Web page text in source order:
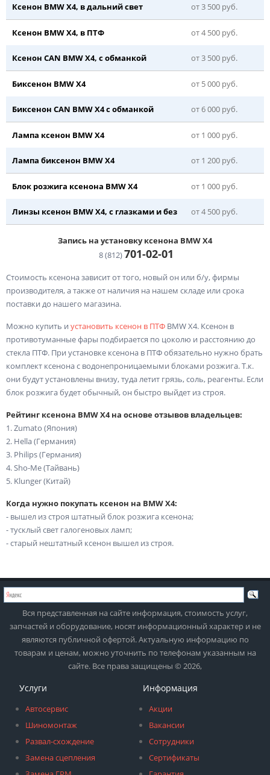
Ксенон BMW X4, в дальний свет от 3 500 руб.
Ксенон BMW X4, в ПТФ от 4 500 руб.
Ксенон CAN BMW X4, с обманкой от 3 500 руб.
Биксенон BMW X4 от 5 000 руб.
Биксенон CAN BMW X4 с обманкой от 6 000 руб.
Лампа ксенон BMW X4 от 1 000 руб.
Лампа биксенон BMW X4 от 1 200 руб.
Блок розжига ксенона BMW X4 от 1 000 руб.
Линзы ксенон BMW X4, с глазками и без от 4 500 руб.
Запись на установку ксенона BMW X4
8 (812)701-02-01
Стоимость ксенона зависит от того, новый он или б/у, фирмы
производителя, а также от наличия на нашем складе или срока
поставки до нашего магазина.
Можно купить и установить ксенон в ПТФ BMW X4. Ксенон в
противотуманные фары подбирается по цоколю и расстоянию до
стекла ПТФ. При установке ксенона в ПТФ обязательно нужно брать
комплект ксенона с водонепроницаемыми блоками розжига. Т.к.
они будут установлены внизу, туда летит грязь, соль, реагенты. Если
блок розжига будет обычный, он быстро выйдет из строя.
Рейтинг ксенона BMW X4 на основе отзывов владельцев:
1. Zumato (Япония)
2. Hella (Германия)
3. Philips (Германия)
4. Sho-Me (Тайвань)
5. Klunger (Китай)
Когда нужно покупать ксенон на BMW X4:
- вышел из строя штатный блок розжига ксенона;
- тусклый свет галогеновых ламп;
- старый нештатный ксенон вышел из строя.
Вся представленная на сайте информация, стоимость услуг,
запчастей и оборудование, носят информационный характер и не
являются публичной офертой. Актуальную информацию по
товарам и ценам, можно уточнить по телефонам указанным на
сайте. Все права защищены © 2026,
Услуги
Автосервис
Шиномонтаж
Развал-схождение
Замена сцепления
Информация
Акции
Вакансии
Сотрудники
Сертификаты